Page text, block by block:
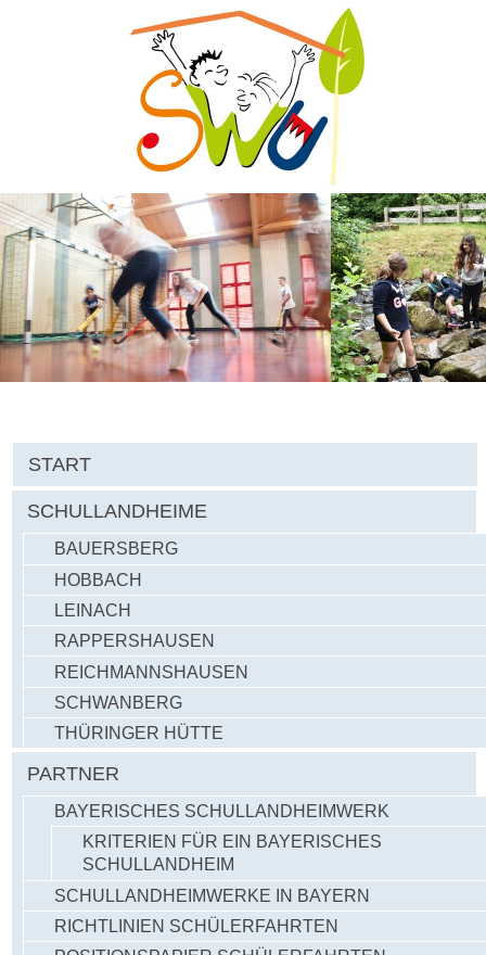
START
SCHULLANDHEIME
BAUERSBERG
HOBBACH
LEINACH
RAPPERSHAUSEN
REICHMANNSHAUSEN
SCHWANBERG
THÜRINGER HÜTTE
PARTNER
BAYERISCHES SCHULLANDHEIMWERK
KRITERIEN FÜR EIN BAYERISCHES
SCHULLANDHEIM
SCHULLANDHEIMWERKE IN BAYERN
RICHTLINIEN SCHÜLERFAHRTEN